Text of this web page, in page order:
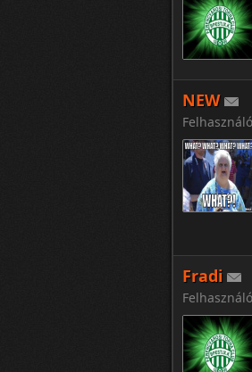
NEW
Felhasználó
Fradi
Felhasználó